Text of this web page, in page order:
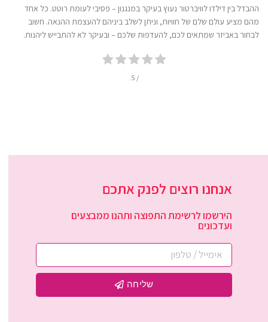
ההבדל בין דילדו לוויברטור נעוץ בעיקר במנגנון – פסיבי לעומת רוטט. כל אחד
מהם מציע עולם שלם של חוויות, וניתן לשלב ביניהם להעצמת ההנאה. חשוב
לבחור באביזר שמתאים לכם, להעדפות שלכם – ובעיקר לא להתבייש ליהנות.
/ 5.
אנחנו רוצים לפנק אתכם
הירשמו לרשימת התפוצה ותהנו ממבצעים
ועדכונים
שליחה